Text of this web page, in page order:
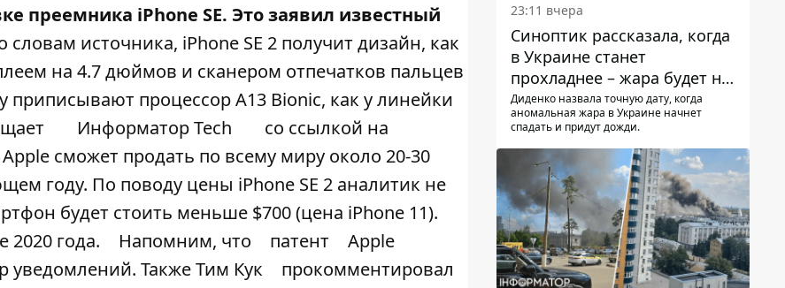
преемника iPhone SE. Это заявил известный
словам источника, iPhone SE 2 получит дизайн, как
на 4.7 дюймов и сканером отпечатков пальцев
приписывают процессор A13 Bionic, как у линейки
Информатор Tech
со ссылкой на
сможет продать по всему миру около 20-30
году. По поводу цены iPhone SE 2 аналитик не
будет стоить меньше $700 (цена iPhone 11).
2020 года.
Напомним, что патент
Apple
уведомлений. Также Тим Кук
прокомментировал
23:11 вчера
Синоптик рассказала, когда
в Украине станет
прохладнее – жара будет не
долго
Диденко назвала точную дату, когда
аномальная жара в Украине начнет
спадать и придут дожди.